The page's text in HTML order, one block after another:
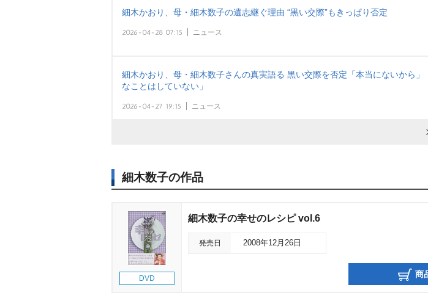
細木かおり、母・細木数子の遺志継ぐ理由 “黒い交際”もきっぱり否定
2026-04-28 07:15 ニュース
細木かおり、母・細木数子さんの真実語る 黒い交際を否定「本当にないから」
なことはしていない」
2026-04-27 19:15 ニュース
細木数子の作品
DVD
細木数子の幸せのレシピ vol.6
発売日 2008年12月26日
商